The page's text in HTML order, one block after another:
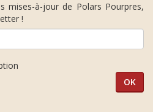
mises-à-jour de Polars Pourpres,
!